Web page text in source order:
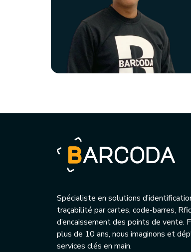
Spécialiste en solutions
traçabilité par cartes, code-barres,
d’encaissement des points de vente.
plus de 10 ans, nous imaginons et
services clés en main.